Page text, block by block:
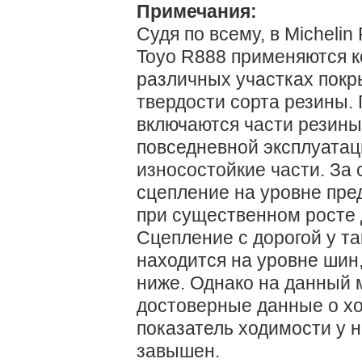
Примечания:
Судя по всему, в
Toyo R888 применяются
различных участках
твердости сорта резины.
включаются части
повседневной
износостойкие части. За
сцепление на уровне
при существенном росте
Сцепление с дорогой у
находится на уровне
ниже. Однако на данный
достоверные данные о
показатель ходимости у
завышен.